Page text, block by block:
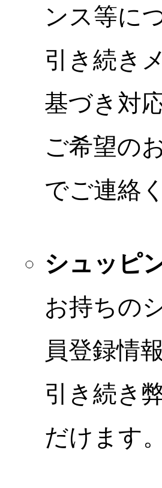
ンス等に
引き続き
基づき対
ご希望の
でご連絡
シュッピ
お持ちの
員登録情
引き続き
だけます。